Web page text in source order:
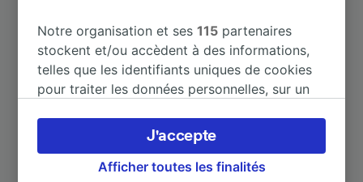
Tarbes
Durée
Notre organisation et ses115 partenaires
stockent et/ou accèdent à des informations,
telles que les identifiants uniques de cookies
pour traiter les données personnelles, sur un
préférences, notamment en exerçant votre
droit d’opposition à l’intérêt légitime, en
cliquant ci-dessous ou à tout moment sur la
Afficher toutes les finalités
J'accepte